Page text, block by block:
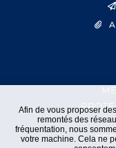
Afin de vous proposer
remontés des
fréquentation, nous
votre machine. Cela ne